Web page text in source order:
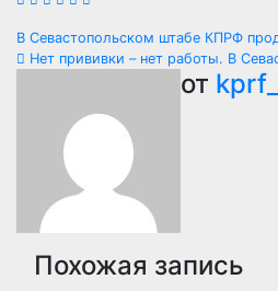
Навигация
записям
В Севастопольском штабе КПРФ
Нет прививки – нет работы. В
от
Похожая запись